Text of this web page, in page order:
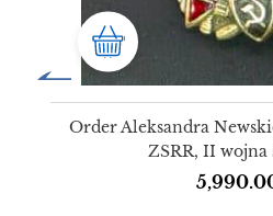
Order Aleksandra
ZSRR, II wojna